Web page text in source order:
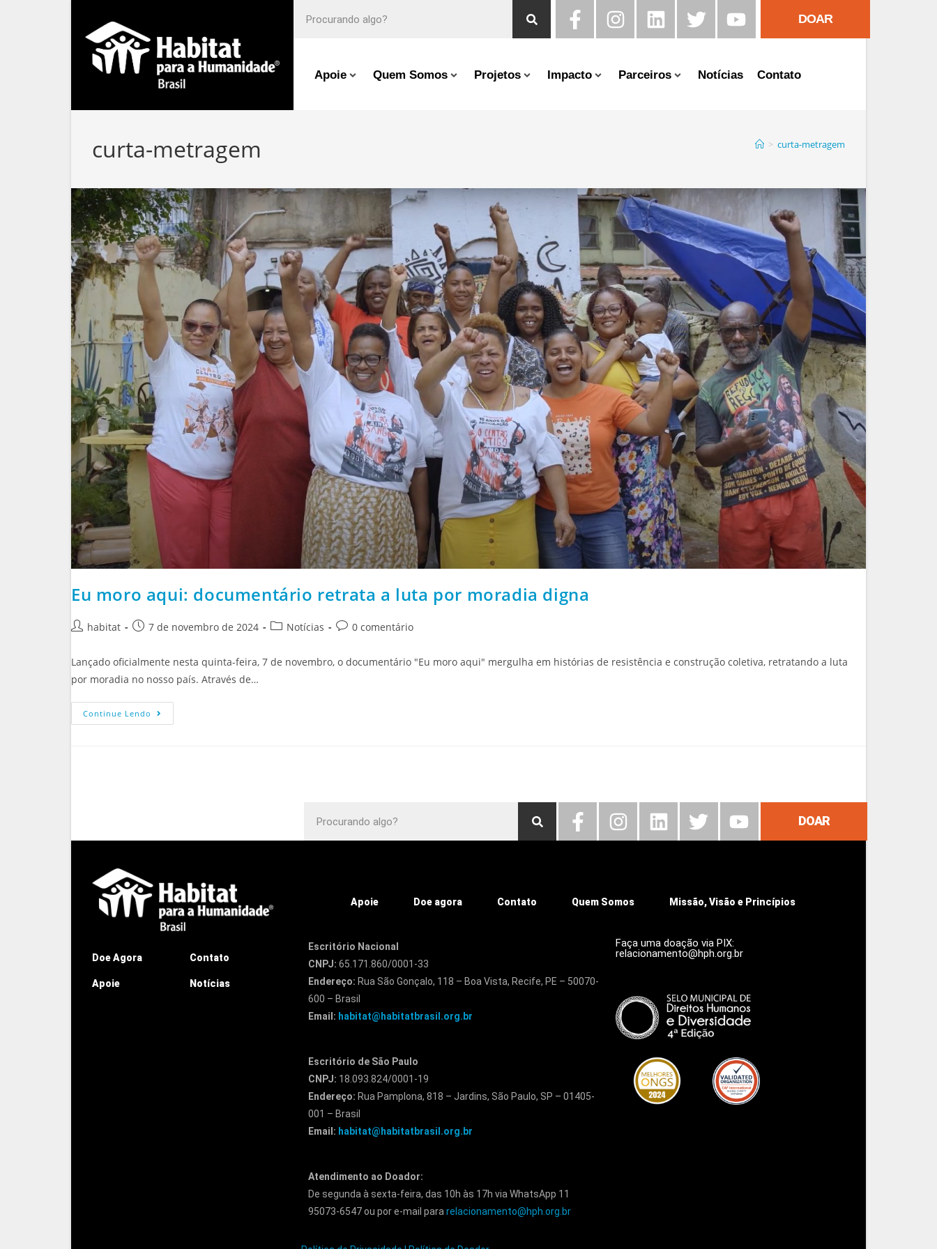
DOAR
Apoie Quem Somos Projetos Impacto Parceiros Notícias Contato
curta-metragem > curta-metragem
Eu moro aqui: documentário retrata a luta por moradia digna
habitat 7 de novembro de 2024 Notícias 0 comentário
Lançado oficialmente nesta quinta-feira, 7 de novembro, o documentário "Eu moro aqui" mergulha em histórias de resistência e construção coletiva, retratando a luta
por moradia no nosso país. Através de…
Continue Lendo
DOAR
Doe Agora
Apoie
Contato
Notícias
Apoie Doe agora Contato Quem Somos Missão, Visão e Princípios
Escritório Nacional
CNPJ: 65.171.860/0001-33
Endereço: Rua São Gonçalo, 118 – Boa Vista, Recife, PE – 50070-
600 – Brasil
Email: habitat@habitatbrasil.org.br
Escritório de São Paulo
CNPJ: 18.093.824/0001-19
Endereço: Rua Pamplona, 818 – Jardins, São Paulo, SP – 01405-
001 – Brasil
Email: habitat@habitatbrasil.org.br
Atendimento ao Doador:
De segunda à sexta-feira, das 10h às 17h via WhatsApp 11
95073-6547 ou por e-mail pararelacionamento@hph.org.br
Faça uma doação via PIX:
relacionamento@hph.org.br